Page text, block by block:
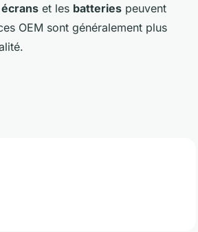
écrans et les batteries peuvent
OEM sont généralement plus